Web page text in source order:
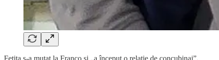
Fetiţa s-a mutat la Franco şi „a început o relație de concubinaj”,